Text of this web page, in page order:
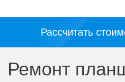
Рассчитать
Ремонт